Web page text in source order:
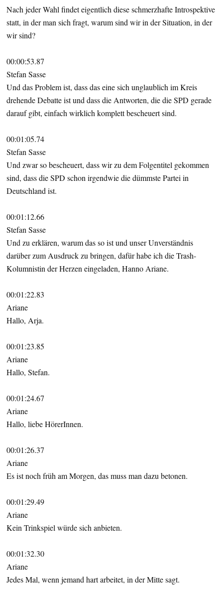
Nach jeder Wahl findet eigentlich diese schmerzhafte Introspektive
statt, in der man sich fragt, warum sind wir in der Situation, in der
wir sind?
00:00:53.87
Stefan Sasse
Und das Problem ist, dass das eine sich unglaublich im Kreis
drehende Debatte ist und dass die Antworten, die die SPD gerade
darauf gibt, einfach wirklich komplett bescheuert sind.
00:01:05.74
Stefan Sasse
Und zwar so bescheuert, dass wir zu dem Folgentitel gekommen
sind, dass die SPD schon irgendwie die dümmste Partei in
Deutschland ist.
00:01:12.66
Stefan Sasse
Und zu erklären, warum das so ist und unser Unverständnis
darüber zum Ausdruck zu bringen, dafür habe ich die Trash-
Kolumnistin der Herzen eingeladen, Hanno Ariane.
00:01:22.83
Ariane
Hallo, Arja.
00:01:23.85
Ariane
Hallo, Stefan.
00:01:24.67
Ariane
Hallo, liebe HörerInnen.
00:01:26.37
Ariane
Es ist noch früh am Morgen, das muss man dazu betonen.
00:01:29.49
Ariane
Kein Trinkspiel würde sich anbieten.
00:01:32.30
Ariane
Jedes Mal, wenn jemand hart arbeitet, in der Mitte sagt.